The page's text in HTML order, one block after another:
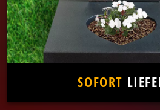
SOFORT